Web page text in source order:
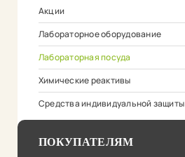
Акции
Лабораторное оборудование
Лабораторная посуда
Химические реактивы
Средства индивидуальной защиты
ПОКУПАТЕЛЯМ